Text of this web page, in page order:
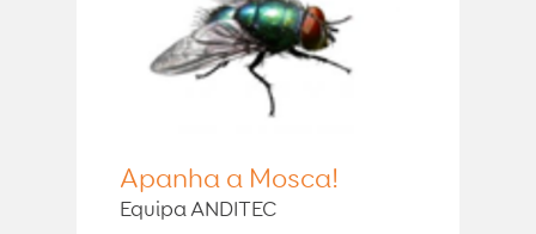
Apanha a Mosca!
Equipa ANDITEC